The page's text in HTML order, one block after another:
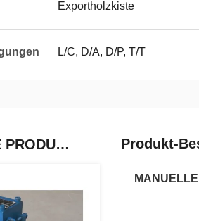
Exportholzkiste
L/C, D/A, D/P, T/T
VERWANDTE PRODUKTE Produkt-